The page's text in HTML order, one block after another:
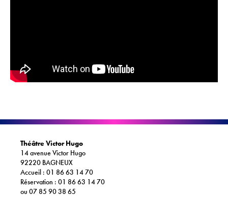
Théâtre Victor Hugo
14 avenue Victor Hugo
92220 BAGNEUX
Accueil : 01 86 63 14 70
Réservation : 01 86 63 14 70
ou 07 85 90 38 65